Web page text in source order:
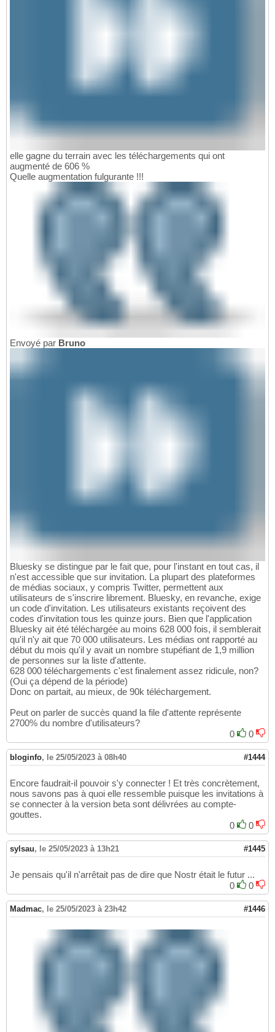
elle gagne du terrain avec les téléchargements qui ont
augmenté de 606 %
Quelle augmentation fulgurante !!!
Envoyé par Bruno
Bluesky se distingue par le fait que, pour l'instant en tout cas, il
n'est accessible que sur invitation. La plupart des plateformes
de médias sociaux, y compris Twitter, permettent aux
utilisateurs de s'inscrire librement. Bluesky, en revanche, exige
un code d'invitation. Les utilisateurs existants reçoivent des
codes d'invitation tous les quinze jours. Bien que l'application
Bluesky ait été téléchargée au moins 628 000 fois, il semblerait
qu'il n'y ait que 70 000 utilisateurs. Les médias ont rapporté au
début du mois qu'il y avait un nombre stupéfiant de 1,9 million
de personnes sur la liste d'attente.
628 000 téléchargements c'est finalement assez ridicule, non?
(Oui ça dépend de la période)
Donc on partait, au mieux, de 90k téléchargement.
Peut on parler de succès quand la file d'attente représente
2700% du nombre d'utilisateurs?
0
0
bloginfo, le 25/05/2023 à 08h40 #1444
Encore faudrait-il pouvoir s'y connecter ! Et très concrètement,
nous savons pas à quoi elle ressemble puisque les invitations à
se connecter à la version beta sont délivrées au compte-
gouttes.
0
0
sylsau, le 25/05/2023 à 13h21 #1445
Je pensais qu'il n'arrêtait pas de dire que Nostr était le futur ...
0
0
Madmac, le 25/05/2023 à 23h42 #1446